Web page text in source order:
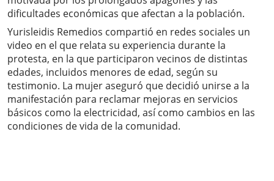
dificultades económicas que afectan a la población.
Yurisleidis Remedios compartió en redes sociales un
video en el que relata su experiencia durante la
protesta, en la que participaron vecinos de distintas
edades, incluidos menores de edad, según su
testimonio. La mujer aseguró que decidió unirse a la
manifestación para reclamar mejoras en servicios
básicos como la electricidad, así como cambios en las
condiciones de vida de la comunidad.